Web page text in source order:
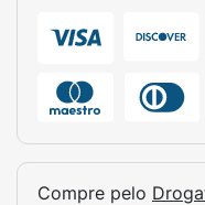
(Cloreto de
(Álcool Decílico),
Compre pelo